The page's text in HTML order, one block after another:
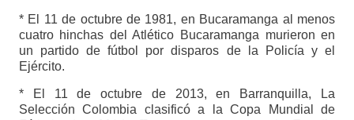
* El 11 de octubre de 1981, en Bucaramanga al menos
cuatro hinchas del Atlético Bucaramanga murieron en
un partido de fútbol por disparos de la Policía y el
Ejército.
* El 11 de octubre de 2013, en Barranquilla, La
Selección Colombia clasificó a la Copa Mundial de